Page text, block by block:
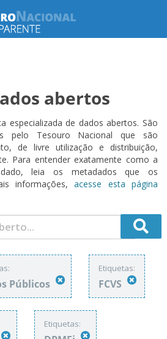
abertos
especializada de dados abertos. São
pelo Tesouro Nacional que são
de livre utilização e distribuição,
Para entender exatamente como a
leia os metadados que os
informações,acesse esta página
Públicos
Etiquetas:
FCVS
Etiquetas: